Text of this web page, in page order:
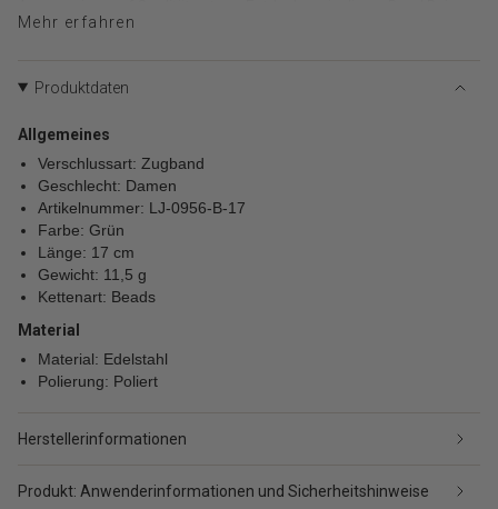
quantity
von
quantity
"maximum_of"=>"Maximum
von
{{
quantity
}}"}
Stil auf eine zeitlose und zugleich moderne Weise bereichert – und
Erwecke Deine Schmucklieblinge zu neuem Leben – mit einem
Mehr erfahren
Produktdaten
Allgemeines
Verschlussart: Zugband
Geschlecht: Damen
Artikelnummer: LJ-0956-B-17
Farbe: Grün
Länge: 17 cm
Gewicht: 11,5 g
Kettenart: Beads
Material
Material: Edelstahl
Polierung: Poliert
Herstellerinformationen
Produkt: Anwenderinformationen und Sicherheitshinweise